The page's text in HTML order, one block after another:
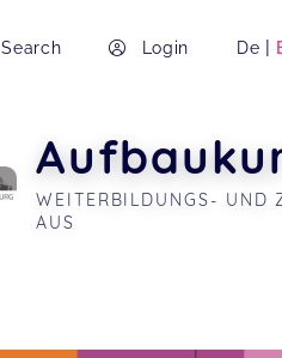
Search Login De |
WEITERBILDUNGS- UND
AUS